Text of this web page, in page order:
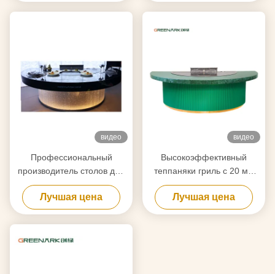
видео
Профессиональный
производитель столов для
теппаньяки на заказ с
бесплатным дизайном.
Надежный поставщик
оборудования для гриля
Хибачи.
Лучшая цена
видео
Высокоэффективный
теппаняки гриль с 20 мм
пищевой стальной
столешницей и умным
отоплением
Лучшая цена